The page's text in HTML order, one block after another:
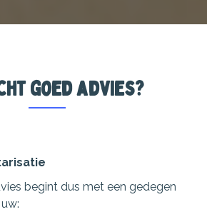
goed advies?
begint dus met een gedegen